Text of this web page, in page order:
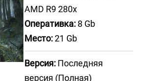
AMD R9 280x
Оперативка: 8 Gb
Место:21 Gb
Версия: Последняя
версия (Полная)